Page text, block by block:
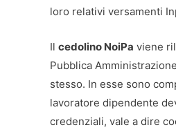
loro relativi versamenti
Il cedolino NoiPa viene
Pubblica
stesso. In esse sono
lavoratore dipendente
credenziali, vale a dire